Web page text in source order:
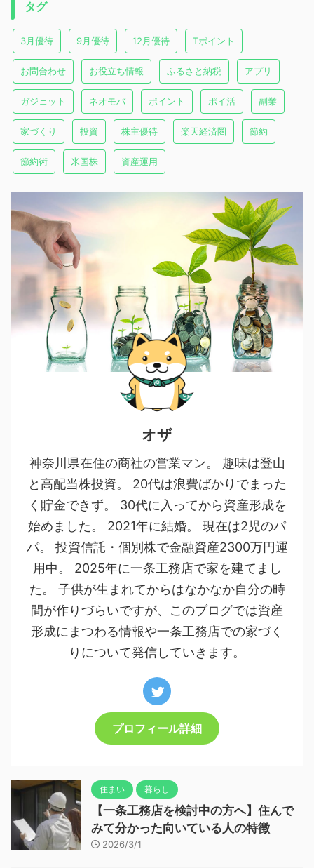
タグ
3月優待 9月優待 12月優待 Tポイント
お問合わせ お役立ち情報 ふるさと納税 アプリ
ガジェット ネオモバ ポイント ポイ活 副業
家づくり 投資 株主優待 楽天経済圏 節約
節約術 米国株 資産運用
オザ
神奈川県在住の商社の営業マン。 趣味は登山
と高配当株投資。 20代は浪費ばかりでまった
く貯金できず。 30代に入ってから資産形成を
始めました。 2021年に結婚。 現在は2児のパ
パ。 投資信託・個別株で金融資産2300万円運
用中。 2025年に一条工務店で家を建てまし
た。 子供が生まれてからはなかなか自分の時
間が作りづらいですが、このブログでは資産
形成にまつわる情報や一条工務店での家づく
りについて発信していきます。
プロフィール詳細
住まい 暮らし
【一条工務店を検討中の方へ】住んで
みて分かった向いている人の特徴
2026/3/1